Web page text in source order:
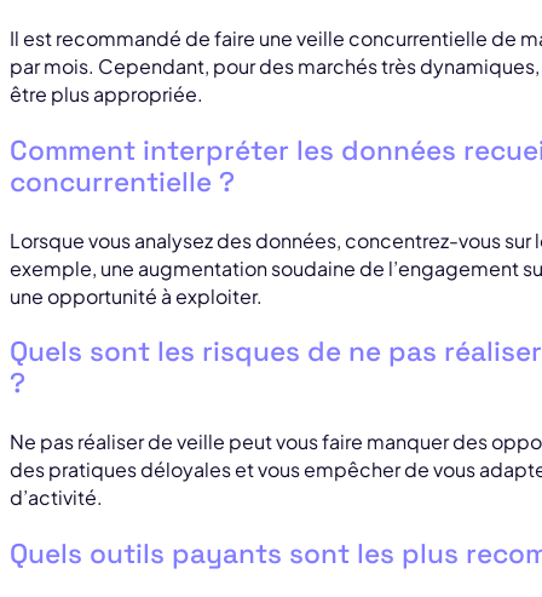
Il est recommandé de faire une veille concurrentielle de
par mois. Cependant, pour des marchés très
être plus appropriée.
Comment interpréter les données
concurrentielle ?
Lorsque vous analysez des données, concentrez-vous
exemple, une augmentation soudaine de l’engagement
une opportunité à exploiter.
Quels sont les risques de ne pas
?
Ne pas réaliser de veille peut vous faire manquer des
des pratiques déloyales et vous empêcher de vous
d’activité.
Quels outils payants sont les plus